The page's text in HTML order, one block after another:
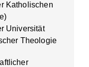
Katholischen
Universität
Theologie